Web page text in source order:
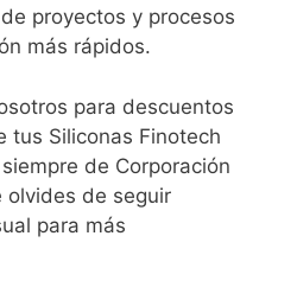
proyectos y procesos
más rápidos.
para descuentos
tus Siliconas Finotech
de Corporación
olvides de seguir
para más